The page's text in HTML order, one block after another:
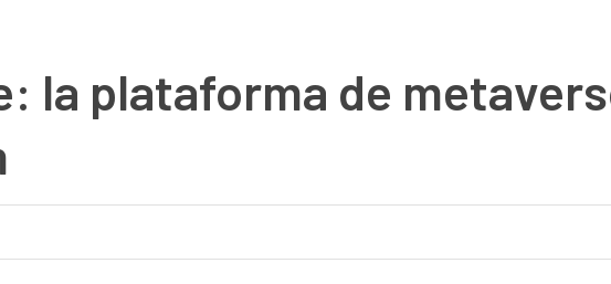
la plataforma de